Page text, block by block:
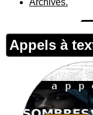
Archives.
Appels à